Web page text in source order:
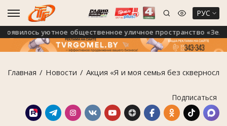
РУС
уютное общественное уличное пространство
Главная Новости Акция «Я и моя семья без
Подписаться